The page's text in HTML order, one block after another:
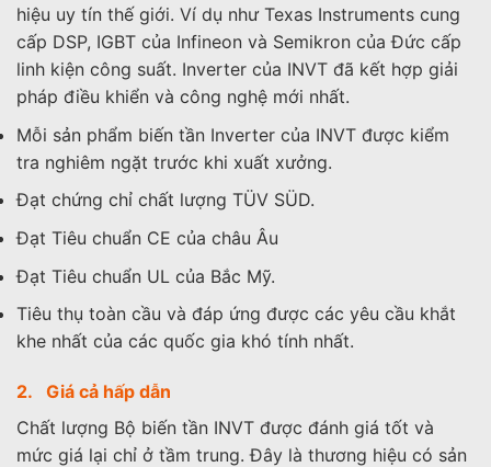
hiệu uy tín thế giới. Ví dụ như Texas Instruments cung
cấp DSP, IGBT của Infineon và Semikron của Đức cấp
linh kiện công suất. Inverter của INVT đã kết hợp giải
pháp điều khiển và công nghệ mới nhất.
Mỗi sản phẩm biến tần Inverter của INVT được kiểm
tra nghiêm ngặt trước khi xuất xưởng.
Đạt chứng chỉ chất lượng TÜV SÜD.
Đạt Tiêu chuẩn CE của châu Âu
Đạt Tiêu chuẩn UL của Bắc Mỹ.
Tiêu thụ toàn cầu và đáp ứng được các yêu cầu khắt
khe nhất của các quốc gia khó tính nhất.
2. Giá cả hấp dẫn
Chất lượng Bộ biến tần INVT được đánh giá tốt và
mức giá lại chỉ ở tầm trung. Đây là thương hiệu có sản